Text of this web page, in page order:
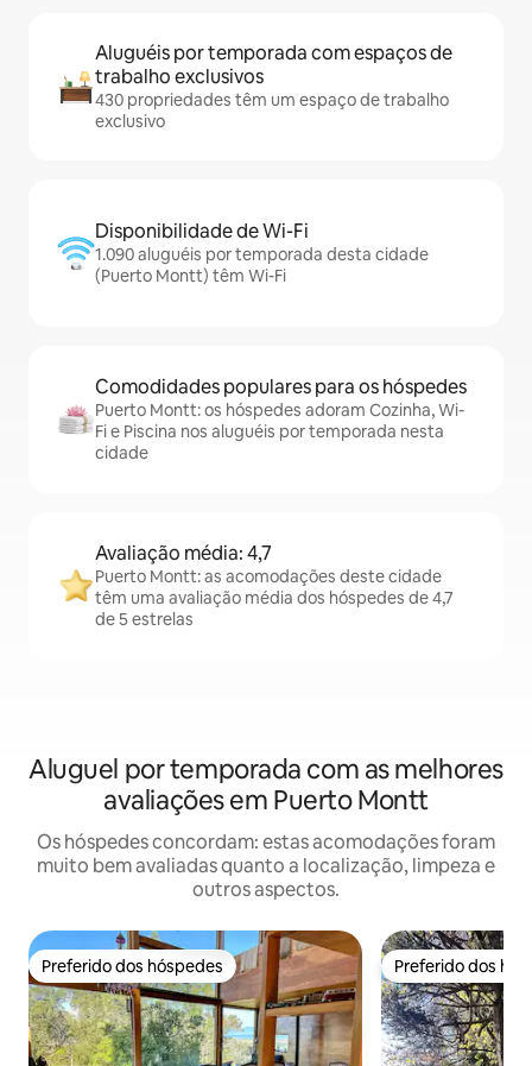
Aluguéis por temporada com espaços de
trabalho exclusivos
430 propriedades têm um espaço de trabalho
exclusivo
Disponibilidade de Wi-Fi
1.090 aluguéis por temporada desta cidade
(Puerto Montt) têm Wi-Fi
Comodidades populares para os hóspedes
Puerto Montt: os hóspedes adoram Cozinha, Wi-
Fi e Piscina nos aluguéis por temporada nesta
cidade
Avaliação média: 4,7
Puerto Montt: as acomodações deste cidade
têm uma avaliação média dos hóspedes de 4,7
de 5 estrelas
Aluguel por temporada com as melhores
avaliações em Puerto Montt
Os hóspedes concordam: estas acomodações foram
muito bem avaliadas quanto a localização, limpeza e
outros aspectos.
Preferido dos hóspedes
Preferido dos hóspedes Preferido dos
Preferido dos